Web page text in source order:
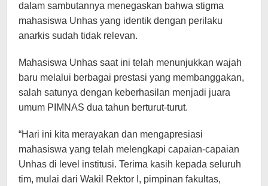
dalam sambutannya menegaskan bahwa stigma
mahasiswa Unhas yang identik dengan perilaku
anarkis sudah tidak relevan.
Mahasiswa Unhas saat ini telah menunjukkan wajah
baru melalui berbagai prestasi yang membanggakan,
salah satunya dengan keberhasilan menjadi juara
umum PIMNAS dua tahun berturut-turut.
“Hari ini kita merayakan dan mengapresiasi
mahasiswa yang telah melengkapi capaian-capaian
Unhas di level institusi. Terima kasih kepada seluruh
tim, mulai dari Wakil Rektor I, pimpinan fakultas,